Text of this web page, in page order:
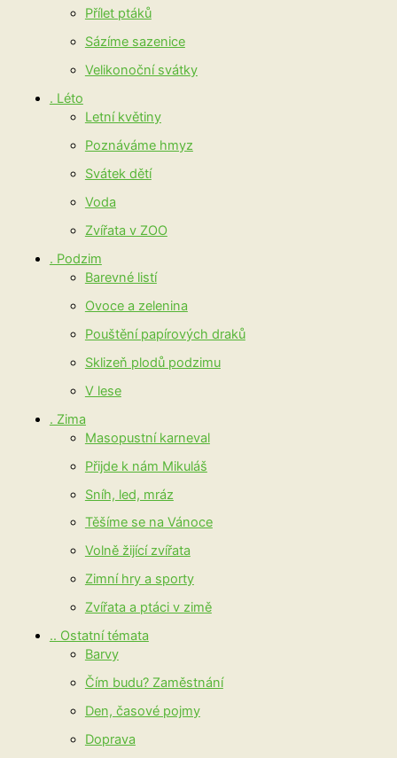
Přílet ptáků
Sázíme sazenice
Velikonoční svátky
. Léto
Letní květiny
Poznáváme hmyz
Svátek dětí
Voda
Zvířata v ZOO
. Podzim
Barevné listí
Ovoce a zelenina
Pouštění papírových draků
Sklizeň plodů podzimu
V lese
. Zima
Masopustní karneval
Přijde k nám Mikuláš
Sníh, led, mráz
Těšíme se na Vánoce
Volně žijící zvířata
Zimní hry a sporty
Zvířata a ptáci v zimě
.. Ostatní témata
Barvy
Čím budu? Zaměstnání
Den, časové pojmy
Doprava